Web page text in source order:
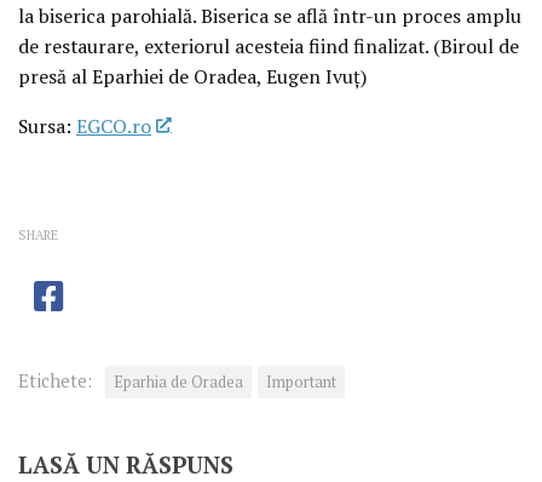
la biserica parohială. Biserica se află într-un proces amplu
de restaurare, exteriorul acesteia fiind finalizat. (Biroul de
presă al Eparhiei de Oradea, Eugen Ivuț)
Sursa: EGCO.ro
SHARE
Etichete: Eparhia de Oradea Important
LASĂ UN RĂSPUNS